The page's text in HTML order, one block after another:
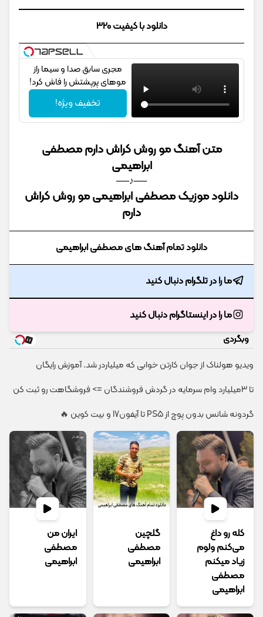
دانلود با کیفیت 320
مجری سابق صدا و سیما راز
موهای پرپشتش را فاش کرد!
تخفیف ویژه!
متن آهنگ مو روش کراش دارم مصطفی
ابراهیمی
──♪──
دانلود موزیک مصطفی ابراهیمی مو روش کراش
دارم
دانلود تمام آهنگ های مصطفی ابراهیمی
ما را در تلگرام دنبال کنید
ما را در اینستاگرام دنبال کنید
وبگردی
ویدیو هولناک از جوان کارتن خوابی که میلیاردر شد. آموزش رایگان
تا 3میلیارد وام سرمایه در گردش فروشندگان => فروشگاهت رو ثبت کن
گردونه شانس بدون پوچ از PS5 تا آیفون17 و بیت کوین 🔥
کله رو داغ
می‌کنم ولوم
زیاد میکنم
مصطفی
ابراهیمی
گلچین
مصطفی
ابراهیمی
ایران من
مصطفی
ابراهیمی